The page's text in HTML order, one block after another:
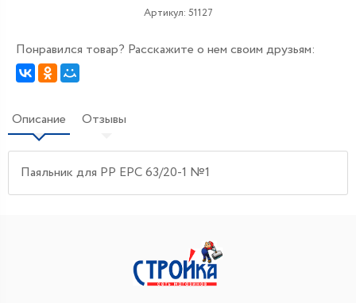
Артикул: 51127
Понравился товар? Расскажите о нем своим друзьям:
Описание Отзывы
Паяльник для РР ЕРС 63/20-1 №1